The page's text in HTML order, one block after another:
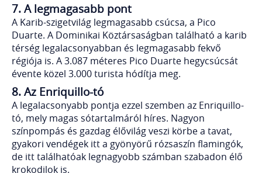
7. A legmagasabb pont
A Karib-szigetvilág legmagasabb csúcsa, a Pico
Duarte. A Dominikai Köztársaságban található a karib
térség legalacsonyabban és legmagasabb fekvő
régiója is. A 3.087 méteres Pico Duarte hegycsúcsát
évente közel 3.000 turista hódítja meg.
8. Az Enriquillo-tó
A legalacsonyabb pontja ezzel szemben az Enriquillo-
tó, mely magas sótartalmáról híres. Nagyon
színpompás és gazdag élővilág veszi körbe a tavat,
gyakori vendégek itt a gyönyörű rózsaszín flamingók,
de itt találhatóak legnagyobb számban szabadon élő
krokodilok is.